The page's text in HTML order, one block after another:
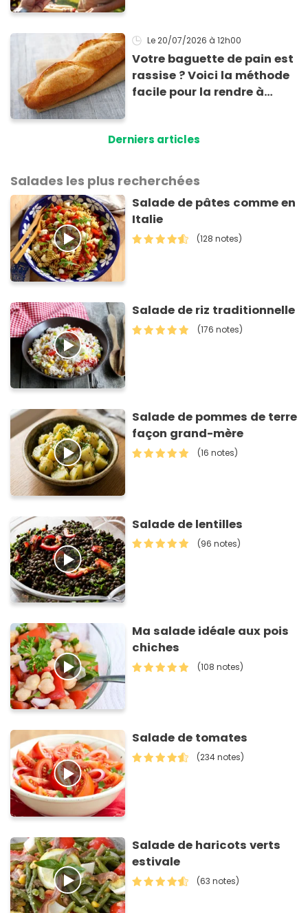
Le 20/07/2026 à 12h00
Votre baguette de pain est
rassise ? Voici la méthode
facile pour la rendre à
Derniers articles
Salades les plus recherchées
Salade de pâtes comme en
Italie
(128 notes)
Salade de riz traditionnelle
(176 notes)
Salade de pommes de terre
façon grand-mère
(16 notes)
Salade de lentilles
(96 notes)
Ma salade idéale aux pois
chiches
(108 notes)
Salade de tomates
(234 notes)
Salade de haricots verts
estivale
(63 notes)